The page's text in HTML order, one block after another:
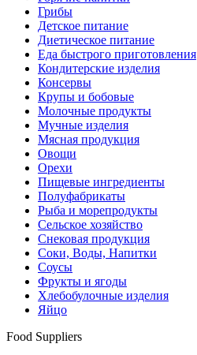
Грибы
Детское питание
Диетическое питание
Еда быстрого приготовления
Кондитерские изделия
Консервы
Крупы и бобовые
Молочные продукты
Мучные изделия
Мясная продукция
Овощи
Орехи
Пищевые ингредиенты
Полуфабрикаты
Рыба и морепродукты
Сельское хозяйство
Снековая продукция
Соки, Воды, Напитки
Соусы
Фрукты и ягоды
Хлебобулочные изделия
Яйцо
Food Suppliers